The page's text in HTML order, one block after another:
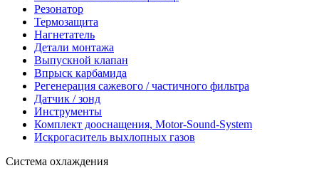
Резонатор
Термозащита
Нагнетатель
Детали монтажа
Выпускной клапан
Впрыск карбамида
Регенерация сажевого / частичного фильтра
Датчик / зонд
Инструменты
Комплект дооснащения, Motor-Sound-System
Искрогаситель выхлопных газов
Система охлаждения